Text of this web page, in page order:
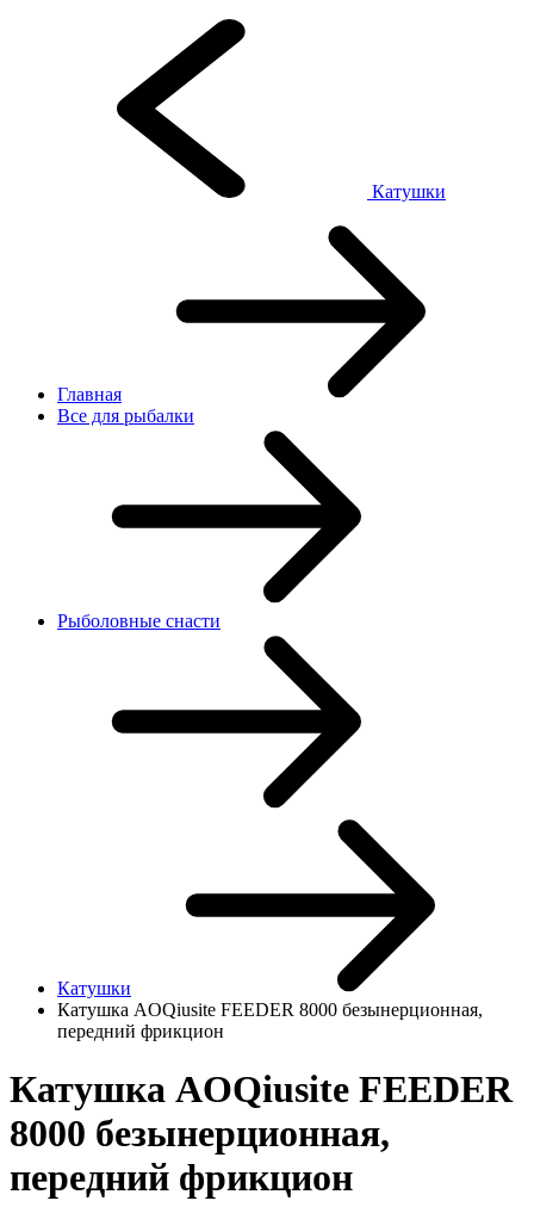
Катушки
Главная
Все для рыбалки
Рыболовные снасти
Катушки
Катушка AОQiusite FEEDER 8000 безынерционная,
передний фрикцион
Катушка AОQiusite FEEDER
8000 безынерционная,
передний фрикцион